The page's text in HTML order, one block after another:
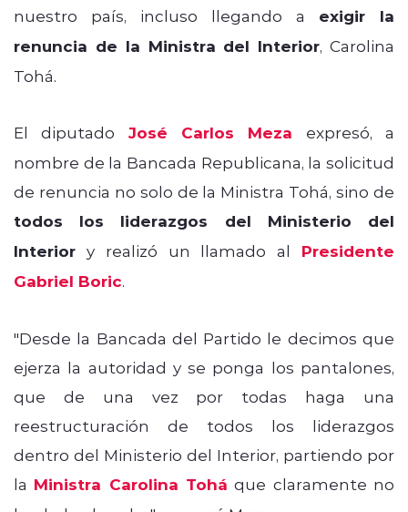
nuestro país, incluso llegando a exigir la
renuncia de la Ministra del Interior, Carolina
Tohá.
El diputado José Carlos Meza expresó, a
nombre de la Bancada Republicana, la solicitud
de renuncia no solo de la Ministra Tohá, sino de
todos los liderazgos del Ministerio del
Interior y realizó un llamado al Presidente
Gabriel Boric.
"Desde la Bancada del Partido le decimos que
ejerza la autoridad y se ponga los pantalones,
que de una vez por todas haga una
reestructuración de todos los liderazgos
dentro del Ministerio del Interior, partiendo por
la Ministra Carolina Tohá que claramente no